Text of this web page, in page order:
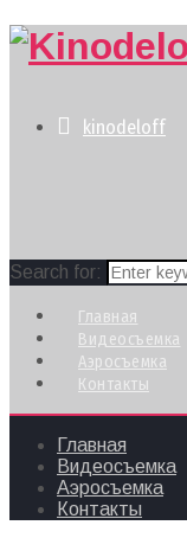
kinodeloff
Search for:
Главная
Видеосъемка
Аэросъемка
Контакты
Главная
Видеосъемка
Аэросъемка
Контакты